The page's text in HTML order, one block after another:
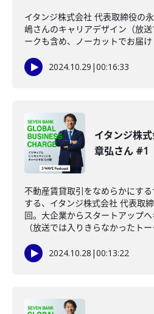
イタンジ株式会社 代表取締役の
嶋さんのキャリアデザイン（放
ークも含め、ノーカットでお届け
2024.10.29 |00:16:33
イタンジ株
章弘さん #1
不動産賃貸取引をなめらかにす
する、イタンジ株式会社 代表取
回。大企業からスタートアップ
（放送では入りきらなかったト
2024.10.28 |00:13:22